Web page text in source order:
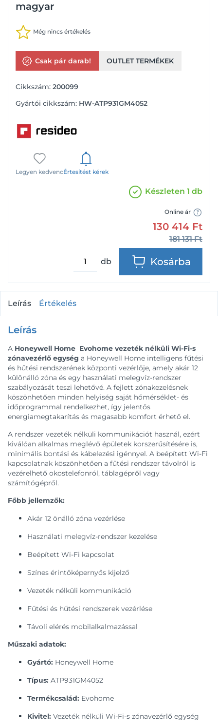
magyar
Még nincs értékelés
Csak pár darab! OUTLET TERMÉKEK
Cikkszám: 200099
Gyártói cikkszám: HW-ATP931GM4052
Legyen kedvencÉrtesítést kérek
Készleten 1 db
Online ár
130 414 Ft
181 131 Ft
db Kosárba
Leírás Értékelés
Leírás
A Honeywell Home Evohome vezeték nélküli Wi-Fi-s
zónavezérlő egység a Honeywell Home intelligens fűtési
és hűtési rendszerének központi vezérlője, amely akár 12
különálló zóna és egy használati melegvíz-rendszer
szabályozását teszi lehetővé. A fejlett zónakezelésnek
köszönhetően minden helyiség saját hőmérséklet- és
időprogrammal rendelkezhet, így jelentős
energiamegtakarítás és magasabb komfort érhető el.
A rendszer vezeték nélküli kommunikációt használ, ezért
kiválóan alkalmas meglévő épületek korszerűsítésére is,
minimális bontási és kábelezési igénnyel. A beépített Wi-Fi
kapcsolatnak köszönhetően a fűtési rendszer távolról is
vezérelhető okostelefonról, táblagépről vagy
számítógépről.
Főbb jellemzők:
Akár 12 önálló zóna vezérlése
Használati melegvíz-rendszer kezelése
Beépített Wi-Fi kapcsolat
Színes érintőképernyős kijelző
Vezeték nélküli kommunikáció
Fűtési és hűtési rendszerek vezérlése
Távoli elérés mobilalkalmazással
Műszaki adatok:
Gyártó: Honeywell Home
Típus: ATP931GM4052
Termékcsalád: Evohome
Kivitel: Vezeték nélküli Wi-Fi-s zónavezérlő egység